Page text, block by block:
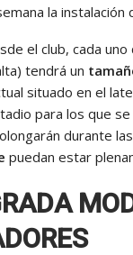
la instalación
el club, cada
tendrá un
situado en el
para los que
durante
puedan estar